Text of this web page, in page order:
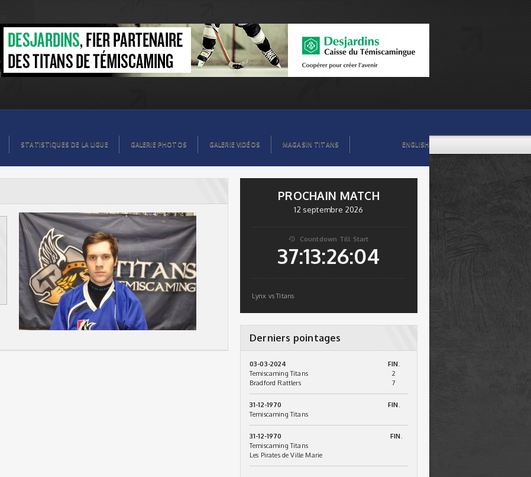
STATISTIQUES DE LA LIGUE GALERIE PHOTOS GALERIE VIDÉOS MAGASIN TITANS ENGLISH
PROCHAIN MATCH
12 septembre 2026
 Countdown Till Start
37:13:26:03
Lynx vs Titans
Derniers pointages
03-03-2024
FIN.
Temiscaming Titans
2
Bradford Rattlers
7
31-12-1970
FIN.
Temiscaming Titans
31-12-1970
FIN.
Temiscaming Titans
Les Pirates de Ville Marie